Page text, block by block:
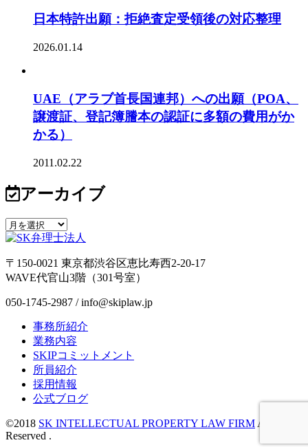
日本特許出願：拒絶査定受領後の対応整理
2026.01.14
UAE（アラブ首長国連邦）への出願（POA、
譲渡証、登記簿謄本の認証に多額の費用がか
かる）
2011.02.22
アーカイブ
〒150-0021 東京都渋谷区恵比寿西2-20-17
WAVE代官山3階（301号室）
050-1745-2987 / info@skiplaw.jp
事務所紹介
業務内容
SKIPコミットメント
所員紹介
採用情報
公式ブログ
©2018 SK INTELLECTUAL PROPERTY LAW FIRMAll Rights
Reserved .